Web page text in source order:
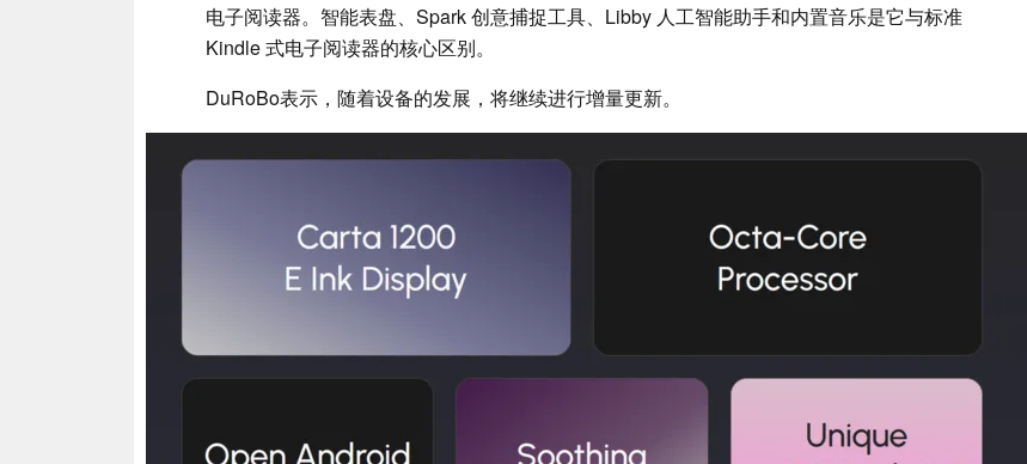
电子阅读器。智能表盘、Spark 创意捕捉工具、Libby 人工智能助手和内置音乐是它与标准
Kindle 式电子阅读器的核心区别。
DuRoBo表示，随着设备的发展，将继续进行增量更新。